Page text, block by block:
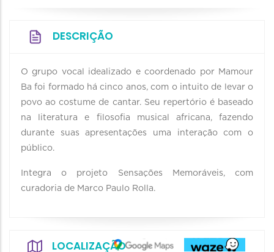
DESCRIÇÃO
O grupo vocal idealizado e coordenado por Mamour
Ba foi formado há cinco anos, com o intuito de levar o
povo ao costume de cantar. Seu repertório é baseado
na literatura e filosofia musical africana, fazendo
durante suas apresentações uma interação com o
público.
Integra o projeto Sensações Memoráveis, com
curadoria de Marco Paulo Rolla.
LOCALIZAÇÃO